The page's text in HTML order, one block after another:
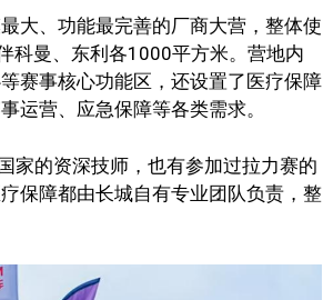
大、功能最完善的厂商大营，整体使
科曼、东利各1000平方米。营地内
赛事核心功能区，还设置了医疗保障
运营、应急保障等各类需求。
家的资深技师，也有参加过拉力赛的
保障都由长城自有专业团队负责，整